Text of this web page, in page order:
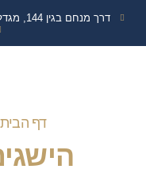
דרך מנחם בגין 144, מגדל מידטאון, ת״א
דף הבית